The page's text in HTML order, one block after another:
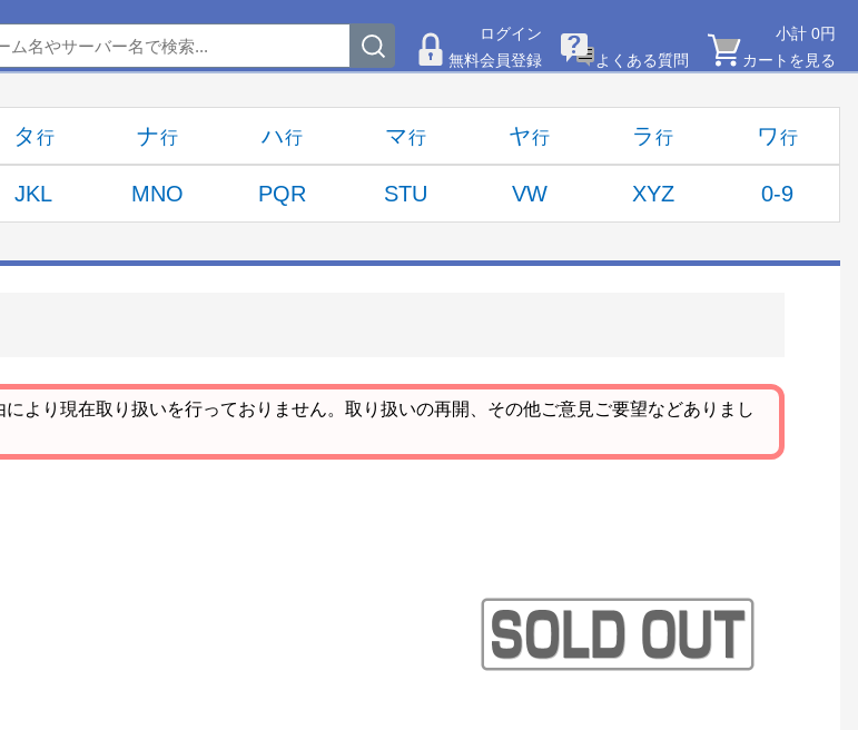
ログイン
無料会員登録
よくある質問
小計 0円
カートを見る
タ ナ ハ マ ヤ ラ ワ
JKL MNO PQR STU VW XYZ 0-9
より現在取り扱いを行っておりません。取り扱いの再開、その他ご意見ご要望などありまし